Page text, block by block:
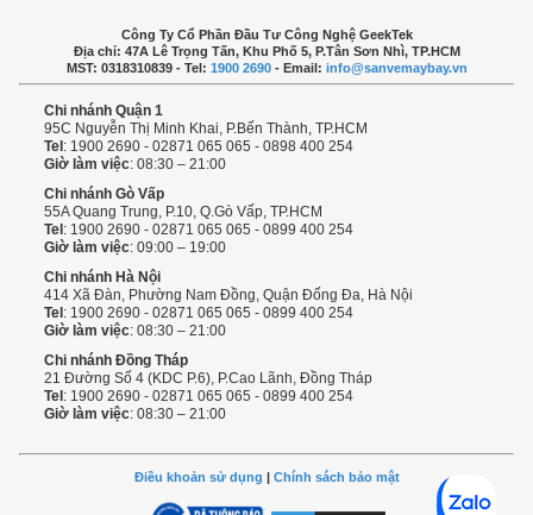
Công Ty Cổ Phần Đầu Tư Công Nghệ GeekTek
Địa chỉ: 47A Lê Trọng Tấn, Khu Phố 5, P.Tân Sơn Nhì, TP.HCM
MST: 0318310839 - Tel: 1900 2690- Email: info@sanvemaybay.vn
Chi nhánh Quận 1
95C Nguyễn Thị Minh Khai, P.Bến Thành, TP.HCM
Tel : 1900 2690 - 02871 065 065 - 0898 400 254
Giờ làm việc: 08:30 – 21:00
Chi nhánh Gò Vấp
55A Quang Trung, P.10, Q.Gò Vấp, TP.HCM
Tel : 1900 2690 - 02871 065 065 - 0899 400 254
Giờ làm việc: 09:00 – 19:00
Chi nhánh Hà Nội
414 Xã Đàn, Phường Nam Đồng, Quận Đống Đa, Hà Nội
Tel : 1900 2690 - 02871 065 065 - 0899 400 254
Giờ làm việc: 08:30 – 21:00
Chi nhánh Đồng Tháp
21 Đường Số 4 (KDC P.6), P.Cao Lãnh, Đồng Tháp
Tel : 1900 2690 - 02871 065 065 - 0899 400 254
Giờ làm việc: 08:30 – 21:00
Điều khoản sử dụng | Chính sách bảo mật